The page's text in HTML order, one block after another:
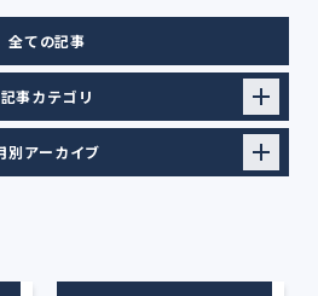
全ての記事
記事カテゴリ
別アーカイブ